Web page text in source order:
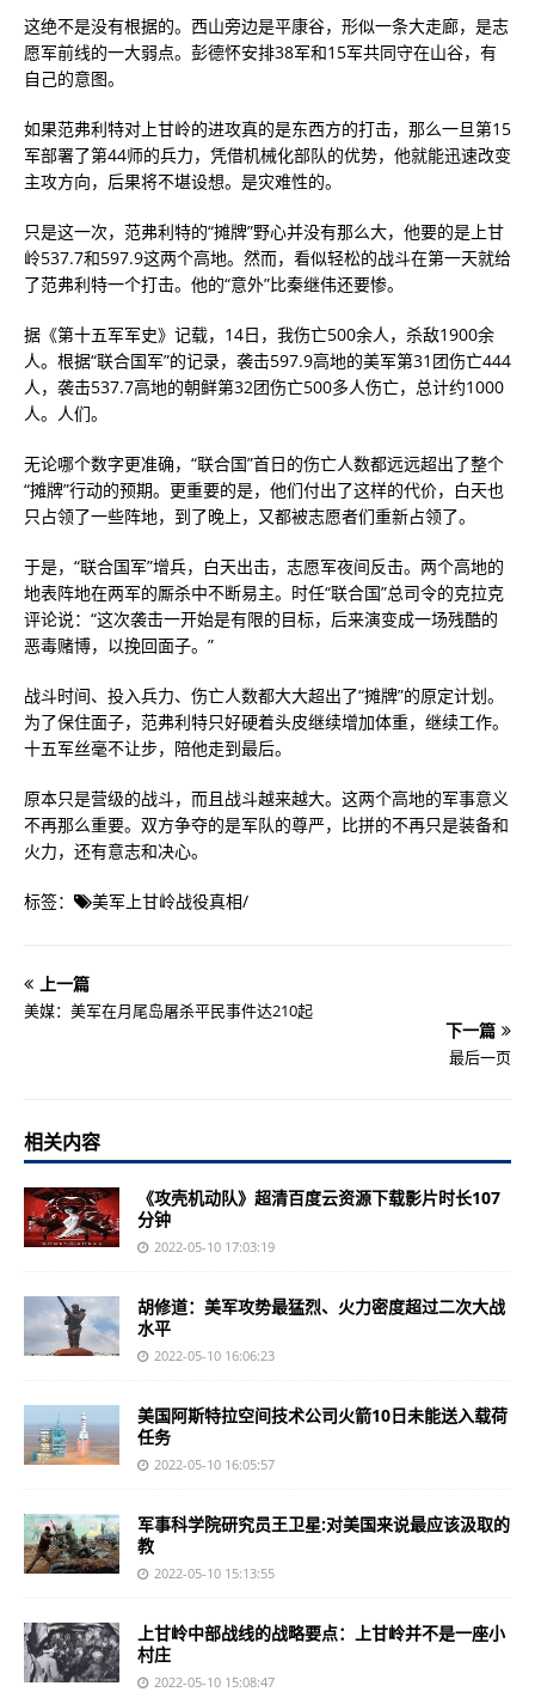
这绝不是没有根据的。西山旁边是平康谷，形似一条大走廊，是志
愿军前线的一大弱点。彭德怀安排38军和15军共同守在山谷，有
自己的意图。
如果范弗利特对上甘岭的进攻真的是东西方的打击，那么一旦第15
军部署了第44师的兵力，凭借机械化部队的优势，他就能迅速改变
主攻方向，后果将不堪设想。是灾难性的。
只是这一次，范弗利特的“摊牌”野心并没有那么大，他要的是上甘
岭537.7和597.9这两个高地。然而，看似轻松的战斗在第一天就给
了范弗利特一个打击。他的“意外”比秦继伟还要惨。
据《第十五军军史》记载，14日，我伤亡500余人，杀敌1900余
人。根据“联合国军”的记录，袭击597.9高地的美军第31团伤亡444
人，袭击537.7高地的朝鲜第32团伤亡500多人伤亡，总计约1000
人。人们。
无论哪个数字更准确，“联合国”首日的伤亡人数都远远超出了整个
“摊牌”行动的预期。更重要的是，他们付出了这样的代价，白天也
只占领了一些阵地，到了晚上，又都被志愿者们重新占领了。
于是，“联合国军”增兵，白天出击，志愿军夜间反击。两个高地的
地表阵地在两军的厮杀中不断易主。时任“联合国”总司令的克拉克
评论说：“这次袭击一开始是有限的目标，后来演变成一场残酷的
恶毒赌博，以挽回面子。”
战斗时间、投入兵力、伤亡人数都大大超出了“摊牌”的原定计划。
为了保住面子，范弗利特只好硬着头皮继续增加体重，继续工作。
十五军丝毫不让步，陪他走到最后。
原本只是营级的战斗，而且战斗越来越大。这两个高地的军事意义
不再那么重要。双方争夺的是军队的尊严，比拼的不再只是装备和
火力，还有意志和决心。
标签： 美军上甘岭战役真相/
上一篇
美媒：美军在月尾岛屠杀平民事件达210起
下一篇
最后一页
相关内容
《攻壳机动队》超清百度云资源下载影片时长107
分钟
2022-05-10 17:03:19
胡修道：美军攻势最猛烈、火力密度超过二次大战
水平
2022-05-10 16:06:23
美国阿斯特拉空间技术公司火箭10日未能送入载荷
任务
2022-05-10 16:05:57
军事科学院研究员王卫星:对美国来说最应该汲取的
教
2022-05-10 15:13:55
上甘岭中部战线的战略要点：上甘岭并不是一座小
村庄
2022-05-10 15:08:47